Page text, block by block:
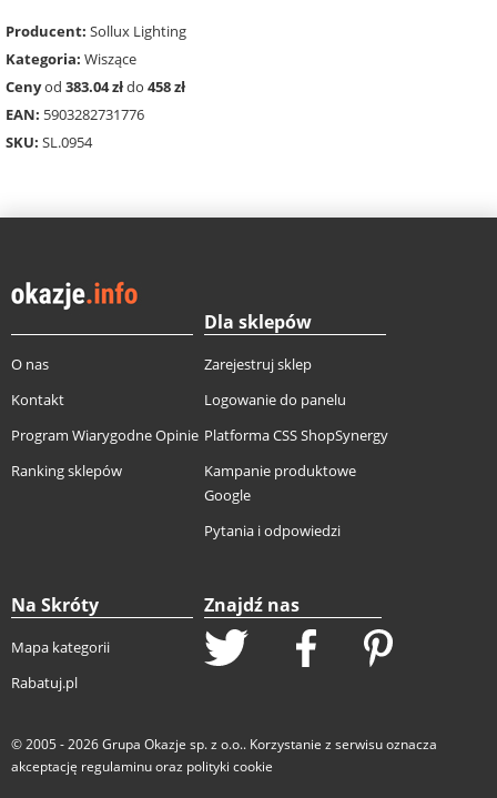
Producent: Sollux Lighting
Kategoria: Wiszące
Cenyod 383.04 złdo 458 zł
EAN: 5903282731776
SKU: SL.0954
O nas
Kontakt
Program Wiarygodne Opinie
Ranking sklepów
Dla sklepów
Zarejestruj sklep
Logowanie do panelu
Platforma CSS ShopSynergy
Kampanie produktowe
Google
Pytania i odpowiedzi
Na Skróty
Mapa kategorii
Rabatuj.pl
Znajdź nas
© 2005 - 2026Grupa Okazje sp. z o.o.. Korzystanie z serwisu oznacza
akceptację regulaminuoraz polityki cookie